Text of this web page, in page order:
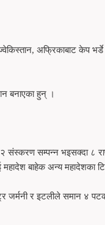
अफ्रिकाबाट केप
बनाएका हुन् ।
सम्पन्न भइसक्दा ८
महादेश बाहेक अन्य
जर्मनी र इटलीले समान